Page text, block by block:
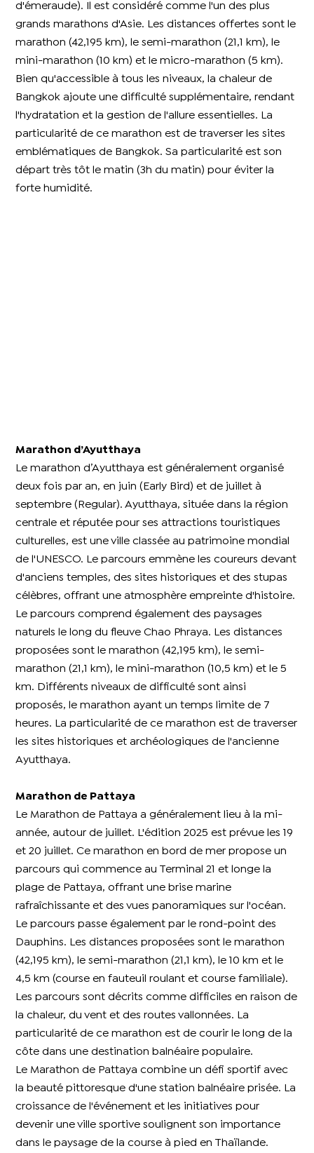
d'émeraude). Il est considéré comme l'un des plus
grands marathons d'Asie. Les distances offertes sont le
marathon (42,195 km), le semi-marathon (21,1 km), le
mini-marathon (10 km) et le micro-marathon (5 km).
Bien qu'accessible à tous les niveaux, la chaleur de
Bangkok ajoute une difficulté supplémentaire, rendant
l'hydratation et la gestion de l'allure essentielles. La
particularité de ce marathon est de traverser les sites
emblématiques de Bangkok. Sa particularité est son
départ très tôt le matin (3h du matin) pour éviter la
forte humidité.
Marathon d’Ayutthaya
Le marathon d’Ayutthaya est généralement organisé
deux fois par an, en juin (Early Bird) et de juillet à
septembre (Regular). Ayutthaya, située dans la région
centrale et réputée pour ses attractions touristiques
culturelles, est une ville classée au patrimoine mondial
de l'UNESCO. Le parcours emmène les coureurs devant
d'anciens temples, des sites historiques et des stupas
célèbres, offrant une atmosphère empreinte d'histoire.
Le parcours comprend également des paysages
naturels le long du fleuve Chao Phraya. Les distances
proposées sont le marathon (42,195 km), le semi-
marathon (21,1 km), le mini-marathon (10,5 km) et le 5
km. Différents niveaux de difficulté sont ainsi
proposés, le marathon ayant un temps limite de 7
heures. La particularité de ce marathon est de traverser
les sites historiques et archéologiques de l'ancienne
Ayutthaya.
Marathon de Pattaya
Le Marathon de Pattaya a généralement lieu à la mi-
année, autour de juillet. L'édition 2025 est prévue les 19
et 20 juillet. Ce marathon en bord de mer propose un
parcours qui commence au Terminal 21 et longe la
plage de Pattaya, offrant une brise marine
rafraîchissante et des vues panoramiques sur l'océan.
Le parcours passe également par le rond-point des
Dauphins. Les distances proposées sont le marathon
(42,195 km), le semi-marathon (21,1 km), le 10 km et le
4,5 km (course en fauteuil roulant et course familiale).
Les parcours sont décrits comme difficiles en raison de
la chaleur, du vent et des routes vallonnées. La
particularité de ce marathon est de courir le long de la
côte dans une destination balnéaire populaire.
Le Marathon de Pattaya combine un défi sportif avec
la beauté pittoresque d'une station balnéaire prisée. La
croissance de l'événement et les initiatives pour
devenir une ville sportive soulignent son importance
dans le paysage de la course à pied en Thaïlande.